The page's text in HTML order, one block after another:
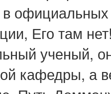
в
Его там
ученый,
кафедры, а